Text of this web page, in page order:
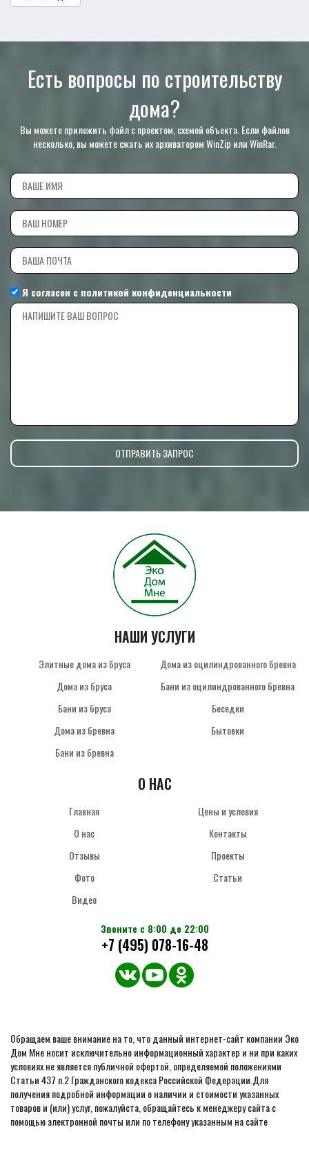
Есть вопросы по строительству
дома?
Вы можете приложить файл с проектом, схемой объекта. Если файлов
несколько, вы можете сжать их архиватором WinZip или WinRar.
Я согласен с политикой конфиденциальности
НАШИ УСЛУГИ
Элитные дома из бруса
Дома из бруса
Бани из бруса
Дома из бревна
Бани из бревна
Дома из оцилиндрованного бревна
Бани из оцилиндрованного бревна
Беседки
Бытовки
О НАС
Главная
О нас
Отзывы
Фото
Видео
Цены и условия
Контакты
Проекты
Статьи
Звоните с 8:00 до 22:00
+7 (495) 078-16-48
Обращаем ваше внимание на то, что данный интернет-сайт компании Эко
Дом Мне носит исключительно информационный характер и ни при каких
условиях не является публичной офертой, определяемой положениями
Статьи 437 п.2 Гражданского кодекса Российской Федерации.Для
получения подробной информации о наличии и стоимости указанных
товаров и (или) услуг, пожалуйста, обращайтесь к менеджеру сайта с
помощью электронной почты или по телефону указанным на сайте